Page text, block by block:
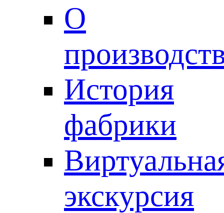
О
История
фабрики
экскурсия